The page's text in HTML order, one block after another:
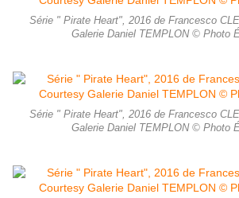
Série " Pirate Heart", 2016 de Francesco
Galerie Daniel TEMPLON © Photo
Série " Pirate Heart", 2016 de Francesco
Galerie Daniel TEMPLON © Photo